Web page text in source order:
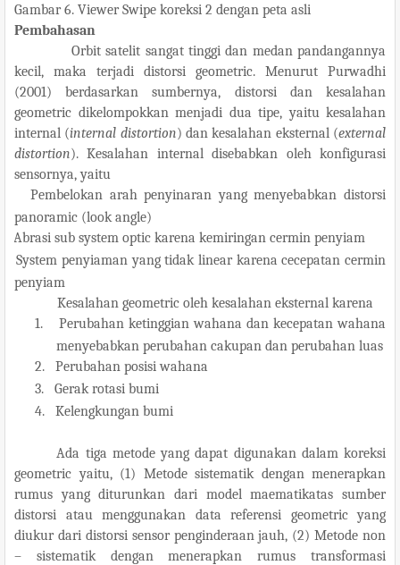
Gambar 6. Viewer Swipe koreksi 2 dengan peta asli
Pembahasan
Orbit satelit sangat tinggi dan medan pandangannya
kecil, maka terjadi distorsi geometric. Menurut Purwadhi
(2001) berdasarkan sumbernya, distorsi dan kesalahan
geometric dikelompokkan menjadi dua tipe, yaitu kesalahan
internal (internal distortion) dan kesalahan eksternal (external
distortion). Kesalahan internal disebabkan oleh konfigurasi
sensornya, yaitu
Pembelokan arah penyinaran yang menyebabkan distorsi
panoramic (look angle)
Abrasi sub system optic karena kemiringan cermin penyiam
System penyiaman yang tidak linear karena cecepatan cermin
penyiam
Kesalahan geometric oleh kesalahan eksternal karena
1.
Perubahan ketinggian wahana dan kecepatan wahana
menyebabkan perubahan cakupan dan perubahan luas
2.
Perubahan posisi wahana
3.
Gerak rotasi bumi
4.
Kelengkungan bumi
Ada tiga metode yang dapat digunakan dalam koreksi
geometric yaitu, (1) Metode sistematik dengan menerapkan
rumus yang diturunkan dari model maematikatas sumber
distorsi atau menggunakan data referensi geometric yang
diukur dari distorsi sensor penginderaan jauh, (2) Metode non
– sistematik dengan menerapkan rumus transformasi